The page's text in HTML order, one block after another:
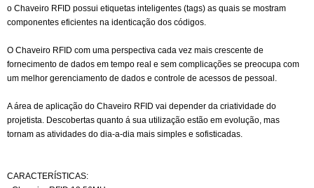
o Chaveiro RFID possui etiquetas inteligentes (tags) as quais se mostram
componentes eficientes na identicação dos códigos.
O Chaveiro RFID com uma perspectiva cada vez mais crescente de
fornecimento de dados em tempo real e sem complicações se preocupa com
um melhor gerenciamento de dados e controle de acessos de pessoal.
A área de aplicação do Chaveiro RFID vai depender da criatividade do
projetista. Descobertas quanto á sua utilização estão em evolução, mas
tornam as atividades do dia-a-dia mais simples e sofisticadas.
CARACTERÍSTICAS: